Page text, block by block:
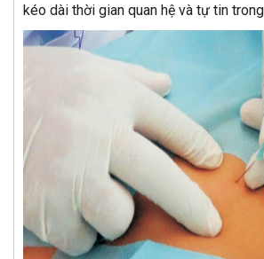
kéo dài thời gian quan hệ và tự tin trong